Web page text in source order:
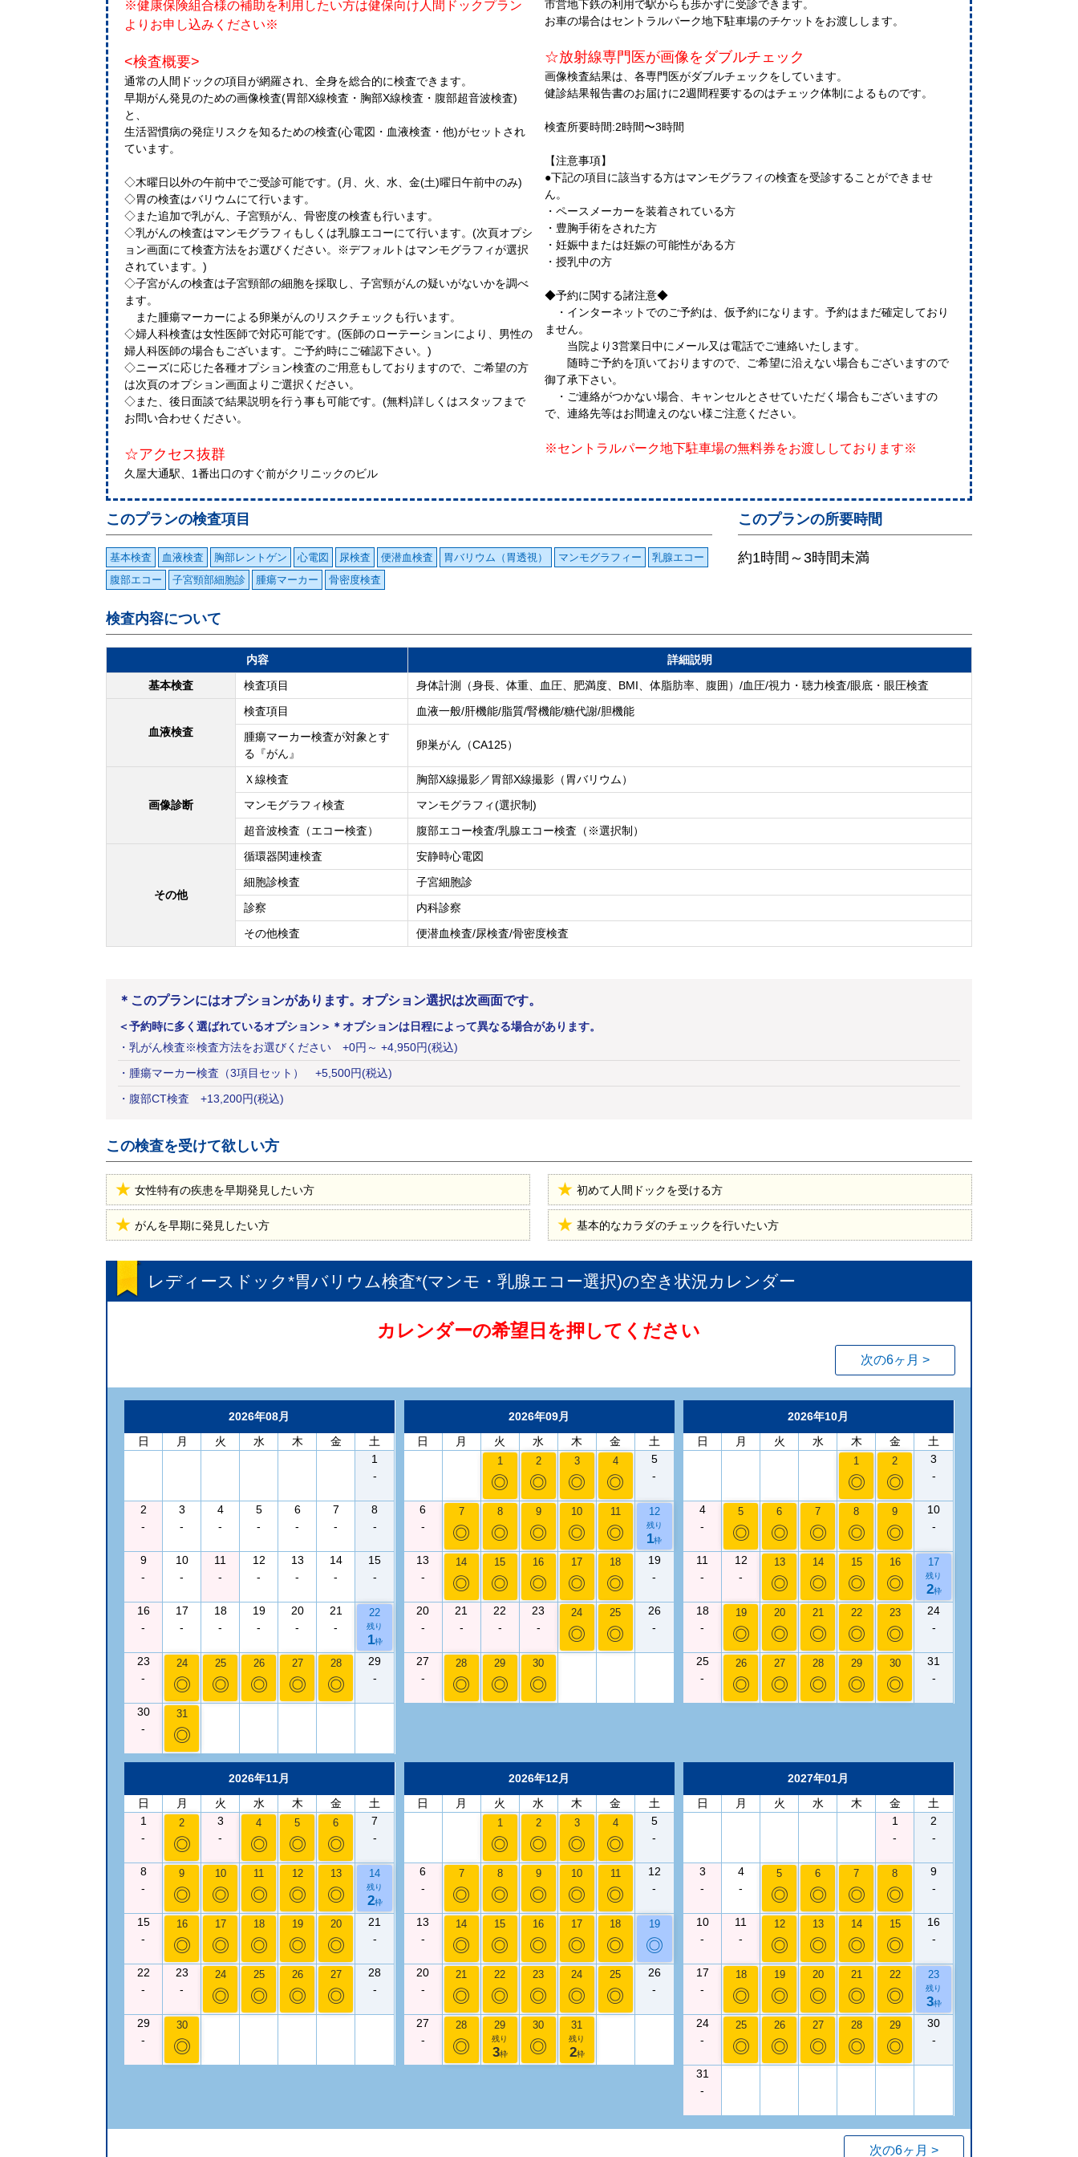
※健康保険組合様の補助を利用したい方は健保向け人間ドックプラン
よりお申し込みください※
<検査概要>
通常の人間ドックの項目が網羅され、全身を総合的に検査できます。
早期がん発見のための画像検査(胃部X線検査・胸部X線検査・腹部超音波検査)
と、
生活習慣病の発症リスクを知るための検査(心電図・血液検査・他)がセットされ
ています。
◇木曜日以外の午前中でご受診可能です。(月、火、水、金(土)曜日午前中のみ)
◇胃の検査はバリウムにて行います。
◇また追加で乳がん、子宮頸がん、骨密度の検査も行います。
◇乳がんの検査はマンモグラフィもしくは乳腺エコーにて行います。(次頁オプシ
ョン画面にて検査方法をお選びください。※デフォルトはマンモグラフィが選択
されています。)
◇子宮がんの検査は子宮頸部の細胞を採取し、子宮頸がんの疑いがないかを調べ
ます。
また腫瘍マーカーによる卵巣がんのリスクチェックも行います。
◇婦人科検査は女性医師で対応可能です。(医師のローテーションにより、男性の
婦人科医師の場合もございます。ご予約時にご確認下さい。)
◇ニーズに応じた各種オプション検査のご用意もしておりますので、ご希望の方
は次頁のオプション画面よりご選択ください。
◇また、後日面談で結果説明を行う事も可能です。(無料)詳しくはスタッフまで
お問い合わせください。
☆アクセス抜群
久屋大通駅、1番出口のすぐ前がクリニックのビル
市営地下鉄の利用で駅からも歩かずに受診できます。
お車の場合はセントラルパーク地下駐車場のチケットをお渡しします。
☆放射線専門医が画像をダブルチェック
画像検査結果は、各専門医がダブルチェックをしています。
健診結果報告書のお届けに2週間程要するのはチェック体制によるものです。
検査所要時間:2時間〜3時間
【注意事項】
●下記の項目に該当する方はマンモグラフィの検査を受診することができませ
ん。
・ペースメーカーを装着されている方
・豊胸手術をされた方
・妊娠中または妊娠の可能性がある方
・授乳中の方
◆予約に関する諸注意◆
・インターネットでのご予約は、仮予約になります。予約はまだ確定しており
ません。
当院より3営業日中にメール又は電話でご連絡いたします。
随時ご予約を頂いておりますので、ご希望に沿えない場合もございますので
御了承下さい。
・ご連絡がつかない場合、キャンセルとさせていただく場合もございますの
で、連絡先等はお間違えのない様ご注意ください。
※セントラルパーク地下駐車場の無料券をお渡ししております※
このプランの所要時間
約1時間～3時間未満
このプランの検査項目
基本検査 血液検査 胸部レントゲン 心電図 尿検査 便潜血検査 胃バリウム（胃透視） マンモグラフィー
乳腺エコー
腹部エコー
子宮頸部細胞診 腫瘍マーカー 骨密度検査
検査内容について
内容
詳細説明
基本検査
検査項目 身体計測（身長、体重、血圧、肥満度、BMI、体脂肪率、腹囲）/血圧/視力・聴力検査/眼底・眼圧検査
血液検査
検査項目
血液一般/肝機能/脂質/腎機能/糖代謝/胆機能
腫瘍マーカー検査が対象とす
る『がん』
卵巣がん（CA125）
画像診断
Ｘ線検査
胸部X線撮影／胃部X線撮影（胃バリウム）
マンモグラフィ検査
マンモグラフィ(選択制)
超音波検査（エコー検査）
腹部エコー検査/乳腺エコー検査（※選択制）
その他
循環器関連検査
安静時心電図
細胞診検査
子宮細胞診
診察
内科診察
その他検査
便潜血検査/尿検査/骨密度検査
＊このプランにはオプションがあります。オプション選択は次画面です。
＜予約時に多く選ばれているオプション＞ ＊オプションは日程によって異なる場合があります。
・ 乳がん検査※検査方法をお選びください +0円 ～ +4,950円(税込)
・ 腫瘍マーカー検査（3項目セット） +5,500円(税込)
・ 腹部CT検査 +13,200円(税込)
この検査を受けて欲しい方
女性特有の疾患を早期発見したい方 初めて人間ドックを受ける方
がんを早期に発見したい方 基本的なカラダのチェックを行いたい方
レディースドック*胃バリウム検査*(マンモ・乳腺エコー選択)の空き状況カレンダー
カレンダーの希望日を押してください
次の6ヶ月 >
2026年08月
日
月 火 水 木 金
土
1
-
2
-
3
-
4
-
5
-
6
-
7
-
8
-
9
-
10
-
11
-
12
-
13
-
14
-
15
-
16
-
17
-
18
-
19
-
20
-
21
-
22
残り
1枠
23
-
24
◎
25
◎
26
◎
27
◎
28
◎
29
-
30
-
31
◎
2026年09月
日
月 火 水 木 金 土
1
◎
2
◎
3
◎
4
◎
5
-
6
-
7
◎
8
◎
9
◎
10
◎
11
◎
12
残り
1枠
13
-
14
◎
15
◎
16
◎
17
◎
18
◎
19
-
20
-
21
-
22
-
23
-
24
◎
25
◎
26
-
27
-
28
◎
29
◎
30
◎
2026年10月
日
月 火 水 木 金 土
1
◎
2
◎
3
-
4
-
5
◎
6
◎
7
◎
8
◎
9
◎
10
-
11
-
12
-
13
◎
14
◎
15
◎
16
◎
17
残り
2枠
18
-
19
◎
20
◎
21
◎
22
◎
23
◎
24
-
25
-
26
◎
27
◎
28
◎
29
◎
30
◎
31
-
2026年11月
日
月 火 水 木 金
土
1
-
2
◎
3
-
4
◎
5
◎
6
◎
7
-
8
-
9
◎
10
◎
11
◎
12
◎
13
◎
14
残り
2枠
15
-
16
◎
17
◎
18
◎
19
◎
20
◎
21
-
22
-
23
-
24
◎
25
◎
26
◎
27
◎
28
-
29
-
30
◎
2026年12月
日
月 火 水 木 金 土
1
◎
2
◎
3
◎
4
◎
5
-
6
-
7
◎
8
◎
9
◎
10
◎
11
◎
12
-
13
-
14
◎
15
◎
16
◎
17
◎
18
◎
19
◎
20
-
21
◎
22
◎
23
◎
24
◎
25
◎
26
-
27
-
28
◎
29
残り
3枠
30
◎
31
残り
2枠
2027年01月
日
月 火 水 木 金
土
1
-
2
-
3
-
4
-
5
◎
6
◎
7
◎
8
◎
9
-
10
-
11
-
12
◎
13
◎
14
◎
15
◎
16
-
17
-
18
◎
19
◎
20
◎
21
◎
22
◎
23
残り
3枠
24
-
25
◎
26
◎
27
◎
28
◎
29
◎
30
-
31
-
次の6ヶ月 >